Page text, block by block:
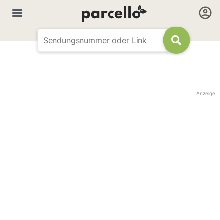
Anzeige